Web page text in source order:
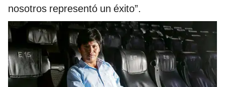
nosotros representó un éxito”.